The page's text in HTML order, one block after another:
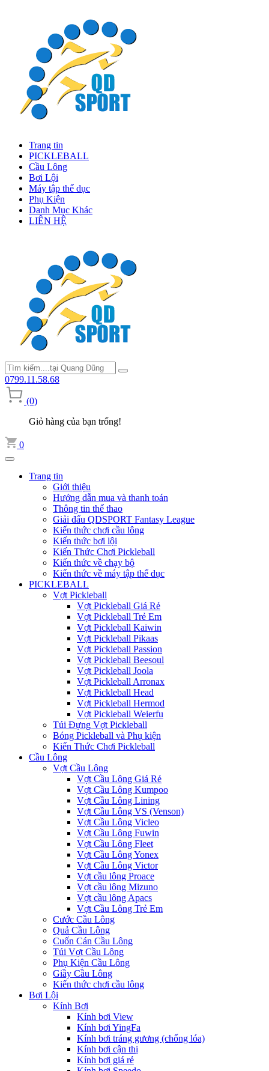
Trang tin
PICKLEBALL
Cầu Lông
Bơi Lội
Máy tập thể dục
Phụ Kiện
Danh Mục Khác
LIÊN HỆ
0799.11.58.68
(0)
Giỏ hàng của bạn trống!
0
Trang tin
Giới thiệu
Hướng dẫn mua và thanh toán
Thông tin thể thao
Giải đấu QDSPORT Fantasy League
Kiến thức chơi cầu lông
Kiến thức bơi lội
Kiến Thức Chơi Pickleball
Kiến thức về chạy bộ
Kiến thức về máy tập thể dục
PICKLEBALL
Vợt Pickleball
Vợt Pickleball Giá Rẻ
Vợt Pickleball Trẻ Em
Vợt Pickleball Kaiwin
Vợt Pickleball Pikaas
Vợt Pickleball Passion
Vợt Pickleball Beesoul
Vợt Pickleball Joola
Vợt Pickleball Arronax
Vợt Pickleball Head
Vợt Pickleball Hermod
Vợt Pickleball Weierfu
Túi Đựng Vợt Pickleball
Bóng Pickleball và Phụ kiện
Kiến Thức Chơi Pickleball
Cầu Lông
Vợt Cầu Lông
Vợt Cầu Lông Giá Rẻ
Vợt Cầu Lông Kumpoo
Vợt Cầu Lông Lining
Vợt Cầu Lông VS (Venson)
Vợt Cầu Lông Vicleo
Vợt Cầu Lông Fuwin
Vợt Cầu Lông Fleet
Vợt Cầu Lông Yonex
Vợt Cầu Lông Victor
Vợt cầu lông Proace
Vợt cầu lông Mizuno
Vợt cầu lông Apacs
Vợt Cầu Lông Trẻ Em
Cước Cầu Lông
Quả Cầu Lông
Cuốn Cán Cầu Lông
Túi Vợt Cầu Lông
Phụ Kiện Cầu Lông
Giầy Cầu Lông
Kiến thức chơi cầu lông
Bơi Lội
Kính Bơi
Kính bơi View
Kính bơi YingFa
Kính bơi tráng gương (chống lóa)
Kính bơi cận thị
Kính bơi giá rẻ